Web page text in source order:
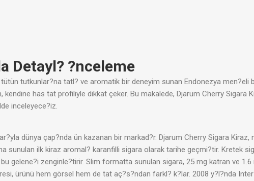
Detayl? ?nceleme
tutkunlar?na tatl? ve aromatik bir deneyim sunan Endonezya men?eli
has tat profiliyle dikkat çeker. Bu makalede, Djarum Cherry Sigara
inceleyece?iz.
dünya çap?nda ün kazanan bir markad?r. Djarum Cherry Sigara Kiraz,
sunulan ilk kiraz aromal? karanfilli sigara olarak tarihe geçmi?tir. Kretek
gelene?i zenginle?tirir. Slim formatta sunulan sigara, 25 mg katran ve
ürünü hem görsel hem de tat aç?s?ndan farkl? k?lar. 2008 y?l?nda